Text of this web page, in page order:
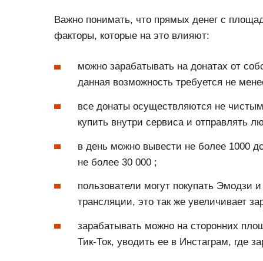
Важно понимать, что прямых денег с
факторы, которые на это влияют:
можно зарабатывать на донатах от
данная возможность требуется не
все донаты осуществляются не
купить внутри сервиса и отправлять
в день можно вывести не более 1000
не более 30 000 ;
пользователи могут покупать Эмодзи
трансляции, это так же увеличивает
зарабатывать можно на сторонних
Тик-Ток, уводить ее в Инстаграм, где